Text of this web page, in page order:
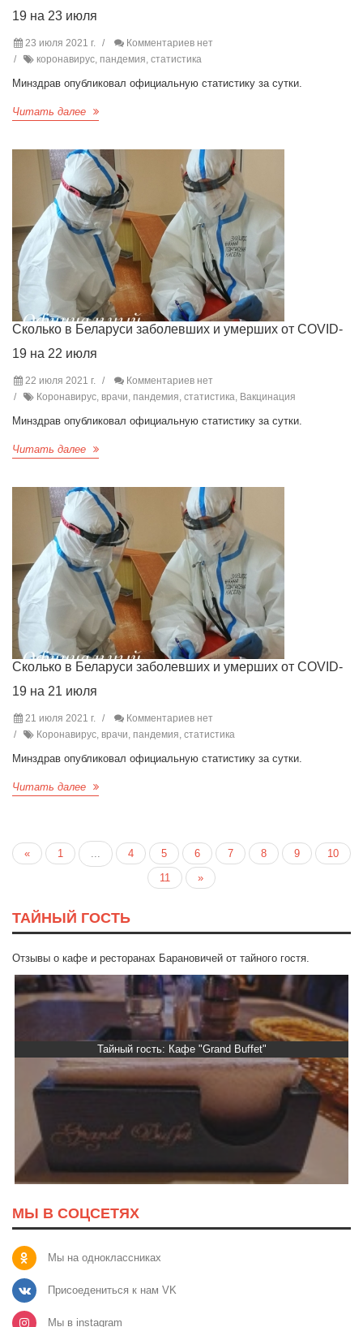
19 на 23 июля
23 июля 2021 г.
Комментариев нет
коронавирус, пандемия, статистика
Минздрав опубликовал официальную статистику за сутки.
Читать далее
Сколько в Беларуси заболевших и умерших от COVID-
19 на 22 июля
22 июля 2021 г.
Комментариев нет
Коронавирус, врачи, пандемия, статистика, Вакцинация
Минздрав опубликовал официальную статистику за сутки.
Читать далее
Сколько в Беларуси заболевших и умерших от COVID-
19 на 21 июля
21 июля 2021 г.
Комментариев нет
Коронавирус, врачи, пандемия, статистика
Минздрав опубликовал официальную статистику за сутки.
Читать далее
« 1 ... 4 5 6 7 8 9
10
11
»
ТАЙНЫЙ ГОСТЬ
Отзывы о кафе и ресторанах Барановичей от тайного гостя.
Тайный гость: Ресторан “Папараць Кветка”
МЫ В СОЦСЕТЯХ
Мы на одноклассниках
Присоедениться к нам VK
Мы в instagram